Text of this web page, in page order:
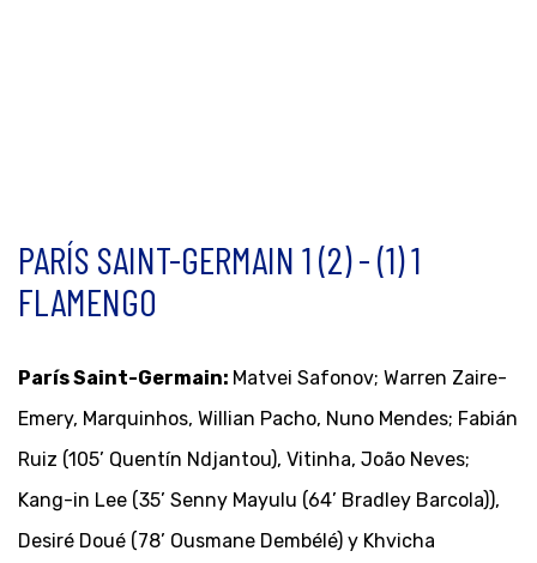
PARÍS SAINT-GERMAIN 1 (2) - (1) 1
FLAMENGO
París Saint-Germain: Matvei Safonov; Warren Zaire-
Emery, Marquinhos, Willian Pacho, Nuno Mendes; Fabián
Ruiz (105’ Quentín Ndjantou), Vitinha, João Neves;
Kang-in Lee (35’ Senny Mayulu (64’ Bradley Barcola)),
Desiré Doué (78’ Ousmane Dembélé) y Khvicha